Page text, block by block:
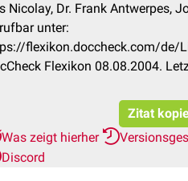
Nicolay, Dr. Frank Antwerpes,
unter:
flexikon.doccheck.com/de/
Flexikon 08.08.2004.
Zitat
Was zeigt hierher
Discord